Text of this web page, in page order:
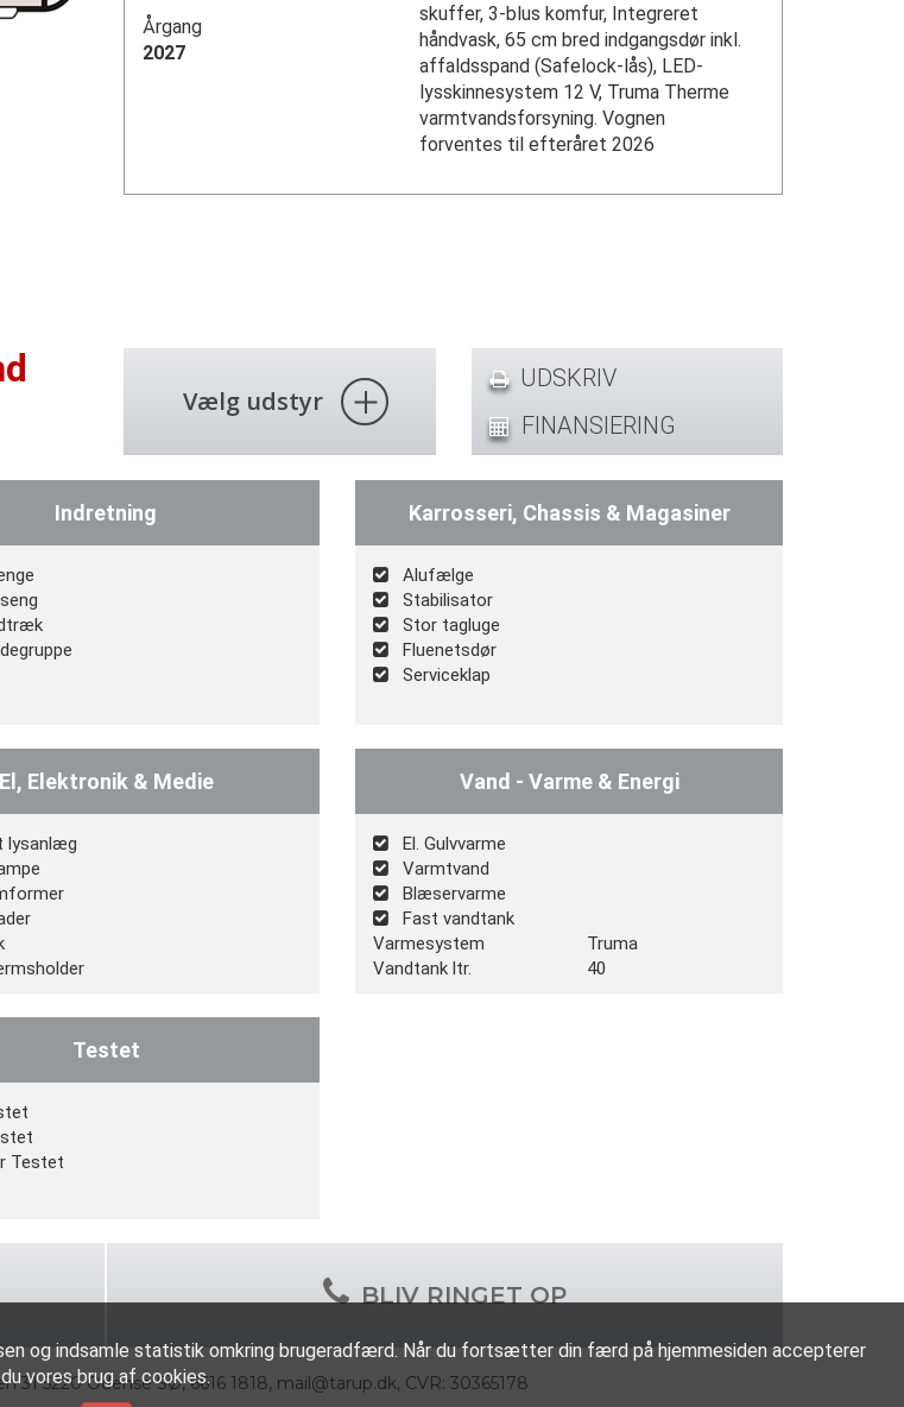
Årgang
2027
skuffer, 3-blus komfur, Integreret
håndvask, 65 cm bred indgangsdør inkl.
affaldsspand (Safelock-lås), LED-
lysskinnesystem 12 V, Truma Therme
varmtvandsforsyning. Vognen
forventes til efteråret 2026
Vælg udstyr
UDSKRIV
FINANSIERING
Indretning Karrosseri, Chassis & Magasiner
Alufælge
Stabilisator
Stor tagluge
Fluenetsdør
Serviceklap
El, Elektronik & Medie
lysanlæg
Vand - Varme & Energi
El. Gulvvarme
Varmtvand
Blæservarme
Fast vandtank
Varmesystem
Truma
Vandtank ltr.
40
Testet
Testet
BLIV RINGET OP
31 5220 Odense SØ,6616 1818, mail@tarup.dk, CVR: 30365178
og indsamle statistik omkring brugeradfærd. Når du fortsætter din færd på hjemmesiden accepterer
du vores brug af cookies.